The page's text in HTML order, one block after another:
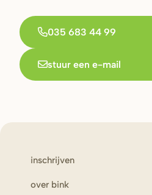
035 683 44 99
stuur een e-mail
inschrijven
over bink